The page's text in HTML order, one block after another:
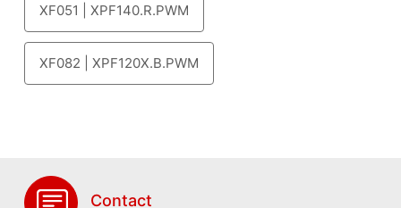
XF051 | XPF140.R.PWM
XF082 | XPF120X.B.PWM
Contact